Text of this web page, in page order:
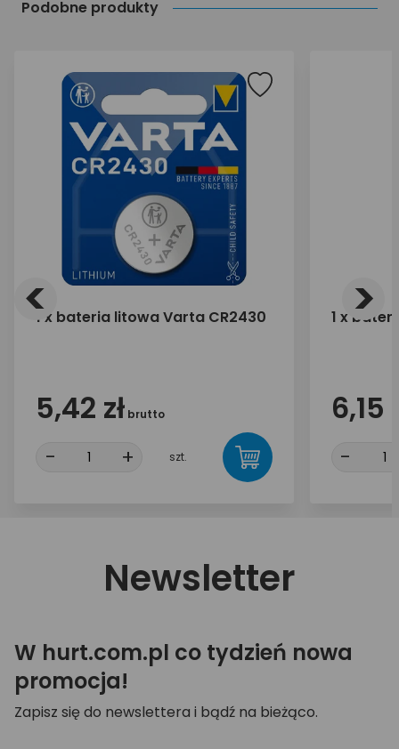
Podobne produkty
1 x bateria litowa Varta CR2430
5,42 zł brutto
- + szt.
1 x
6,15
-
< >
Newsletter
W hurt.com.pl co tydzień nowa
promocja!
Zapisz się do newslettera i bądź na bieżąco.